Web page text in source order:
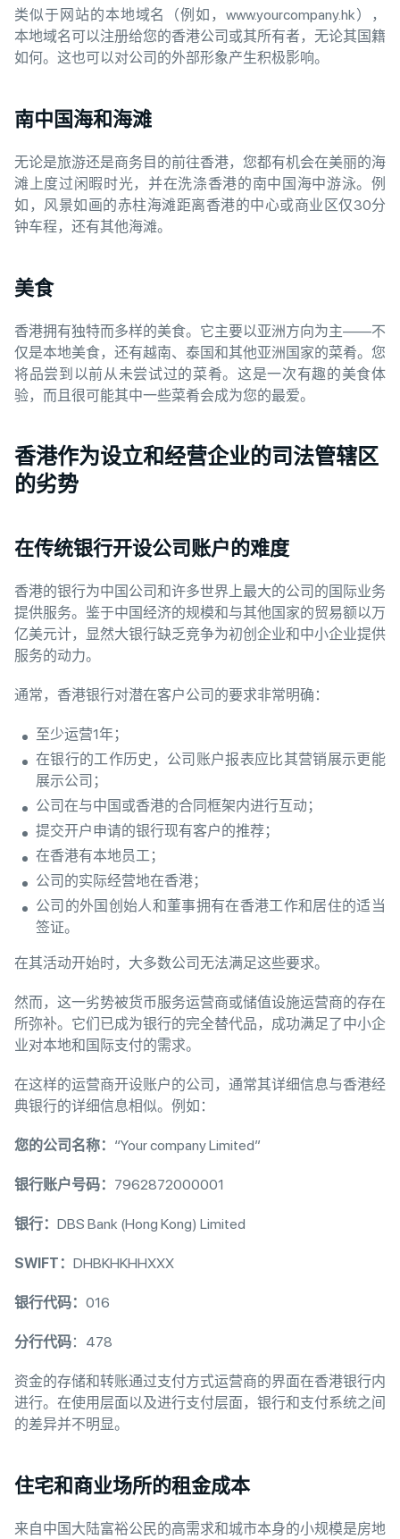
类似于网站的本地域名（例如，www.yourcompany.hk），
本地域名可以注册给您的香港公司或其所有者，无论其国籍
如何。这也可以对公司的外部形象产生积极影响。
南中国海和海滩
无论是旅游还是商务目的前往香港，您都有机会在美丽的海
滩上度过闲暇时光，并在洗涤香港的南中国海中游泳。例
如，风景如画的赤柱海滩距离香港的中心或商业区仅30分
钟车程，还有其他海滩。
美食
香港拥有独特而多样的美食。它主要以亚洲方向为主——不
仅是本地美食，还有越南、泰国和其他亚洲国家的菜肴。您
将品尝到以前从未尝试过的菜肴。这是一次有趣的美食体
验，而且很可能其中一些菜肴会成为您的最爱。
香港作为设立和经营企业的司法管辖区
的劣势
在传统银行开设公司账户的难度
香港的银行为中国公司和许多世界上最大的公司的国际业务
提供服务。鉴于中国经济的规模和与其他国家的贸易额以万
亿美元计，显然大银行缺乏竞争为初创企业和中小企业提供
服务的动力。
通常，香港银行对潜在客户公司的要求非常明确：
至少运营1年；
在银行的工作历史，公司账户报表应比其营销展示更能
展示公司；
公司在与中国或香港的合同框架内进行互动；
提交开户申请的银行现有客户的推荐；
在香港有本地员工；
公司的实际经营地在香港；
公司的外国创始人和董事拥有在香港工作和居住的适当
签证。
在其活动开始时，大多数公司无法满足这些要求。
然而，这一劣势被货币服务运营商或储值设施运营商的存在
所弥补。它们已成为银行的完全替代品，成功满足了中小企
业对本地和国际支付的需求。
在这样的运营商开设账户的公司，通常其详细信息与香港经
典银行的详细信息相似。例如：
您的公司名称： “Your company Limited”
银行账户号码： 7962872000001
银行： DBS Bank (Hong Kong) Limited
SWIFT： DHBKHKHHXXX
银行代码： 016
分行代码：478
资金的存储和转账通过支付方式运营商的界面在香港银行内
进行。在使用层面以及进行支付层面，银行和支付系统之间
的差异并不明显。
住宅和商业场所的租金成本
来自中国大陆富裕公民的高需求和城市本身的小规模是房地